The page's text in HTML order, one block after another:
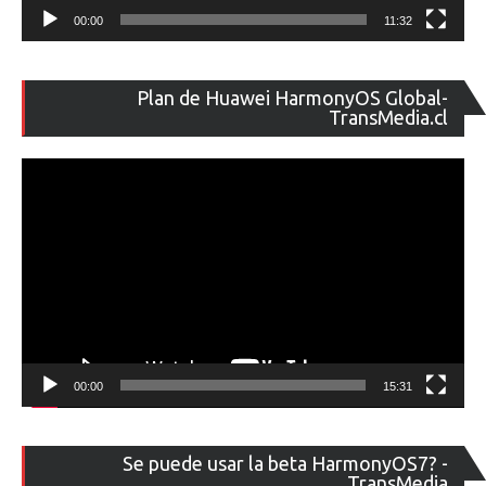
00:00 11:32
Plan de Huawei HarmonyOS Global-
TransMedia.cl
de
00:00 15:31
Se puede usar la beta HarmonyOS7? -
de